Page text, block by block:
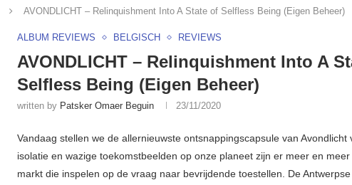
AVONDLICHT – Relinquishment Into A State of Selfless Being (Eigen Beheer)
ALBUM REVIEWS BELGISCH REVIEWS
AVONDLICHT – Relinquishment Into A
Selfless Being (Eigen Beheer)
written by Patsker Omaer Beguin 23/11/2020
Vandaag stellen we de allernieuwste ontsnappingscapsule van Avondlicht
isolatie en wazige toekomstbeelden op onze planeet zijn er meer en
markt die inspelen op de vraag naar bevrijdende toestellen. De